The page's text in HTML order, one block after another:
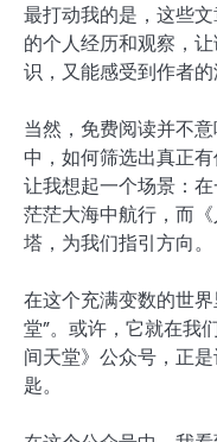
最打动我的是，这些
的个人经历和观察，
识，又能感受到作者的
当然，免费阅读并不
中，如何筛选出真正
让我想起一个场景：
茫茫大海中航行，而
塔，为我们指引方向。
在这个充满变数的世
堂”。或许，它就在我
间天堂》公众号，正
匙。